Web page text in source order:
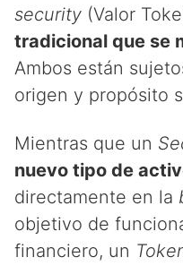
security (Valor
tradicional que se
Ambos están
origen y propósito
Mientras que un
nuevo tipo de
directamente en la
objetivo de
financiero, un